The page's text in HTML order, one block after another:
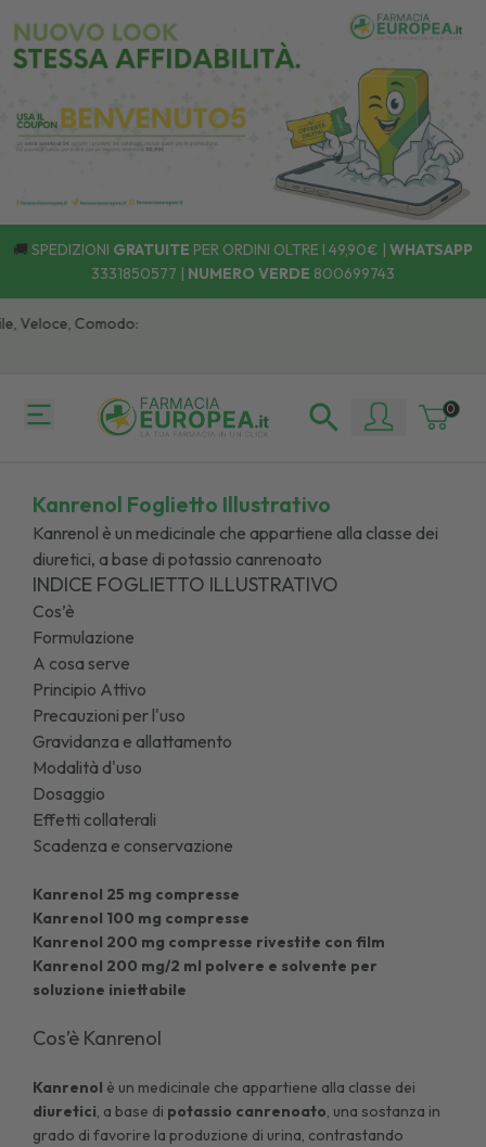
🚚 SPEDIZIONI GRATUITE PER ORDINI OLTRE I 49,90€ | WHATSAPP
3331850577 | NUMERO VERDE 800699743
Comodo:
0
Kanrenol Foglietto Illustrativo
Kanrenol è un medicinale che appartiene alla classe dei
diuretici, a base di potassio canrenoato
INDICE FOGLIETTO ILLUSTRATIVO
Cos’è
Formulazione
A cosa serve
Principio Attivo
Precauzioni per l'uso
Gravidanza e allattamento
Modalità d'uso
Dosaggio
Effetti collaterali
Scadenza e conservazione
Kanrenol 25 mg compresse
Kanrenol 100 mg compresse
Kanrenol 200 mg compresse rivestite con film
Kanrenol 200 mg/2 ml polvere e solvente per
soluzione iniettabile
Cos’è Kanrenol
Kanrenol è un medicinale che appartiene alla classe dei
diuretici, a base di potassio canrenoato, una sostanza in
grado di favorire la produzione di urina, contrastando